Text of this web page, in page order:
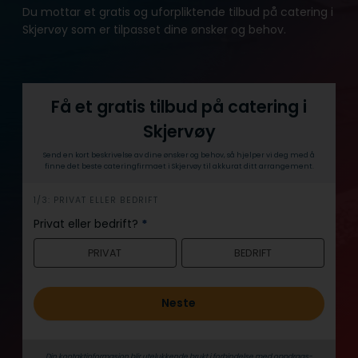
Du mottar et gratis og uforpliktende tilbud på catering i
Skjervøy som er tilpasset dine ønsker og behov.
Få et gratis tilbud på catering i
Skjervøy
Send en kort beskrivelse av dine ønsker og behov, så hjelper vi deg med å
finne det beste cateringfirmaet i Skjervøy til akkurat ditt arrangement.
h
e
r
1/3: PRIVAT ELLER BEDRIFT
Privat eller bedrift? *
PRIVAT BEDRIFT
Neste